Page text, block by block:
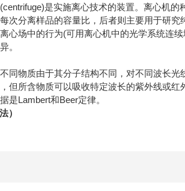
是实施离心技术的装置。离心机
次分离样品的容量比，后者则主要用于研
心场中的行为(可用离心机中的光学系统连
。
同物质由于其分子结构不同，对不同波长
但所含物质可以吸收特定波长的紫外线或
是Lambert和Beer定律。
）